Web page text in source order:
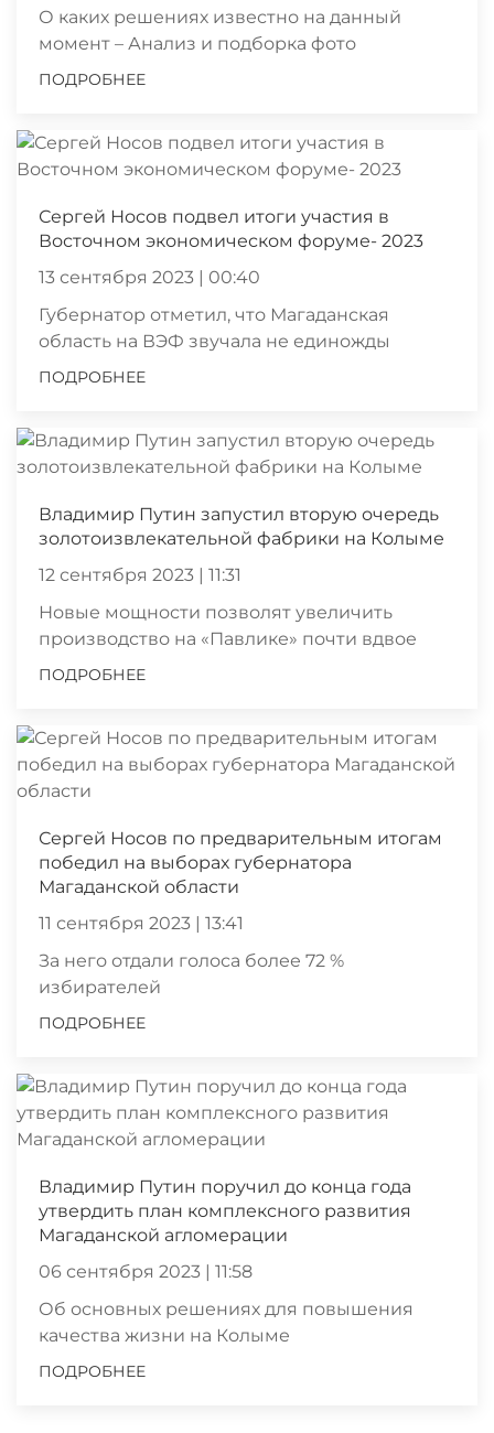
О каких решениях известно на данный
момент – Анализ и подборка фото
ПОДРОБНЕЕ
Сергей Носов подвел итоги участия в
Восточном экономическом форуме- 2023
13 сентября 2023 | 00:40
Губернатор отметил, что Магаданская
область на ВЭФ звучала не единожды
ПОДРОБНЕЕ
Владимир Путин запустил вторую очередь
золотоизвлекательной фабрики на Колыме
12 сентября 2023 | 11:31
Новые мощности позволят увеличить
производство на «Павлике» почти вдвое
ПОДРОБНЕЕ
Сергей Носов по предварительным итогам
победил на выборах губернатора
Магаданской области
11 сентября 2023 | 13:41
За него отдали голоса более 72 %
избирателей
ПОДРОБНЕЕ
Владимир Путин поручил до конца года
утвердить план комплексного развития
Магаданской агломерации
06 сентября 2023 | 11:58
Об основных решениях для повышения
качества жизни на Колыме
ПОДРОБНЕЕ